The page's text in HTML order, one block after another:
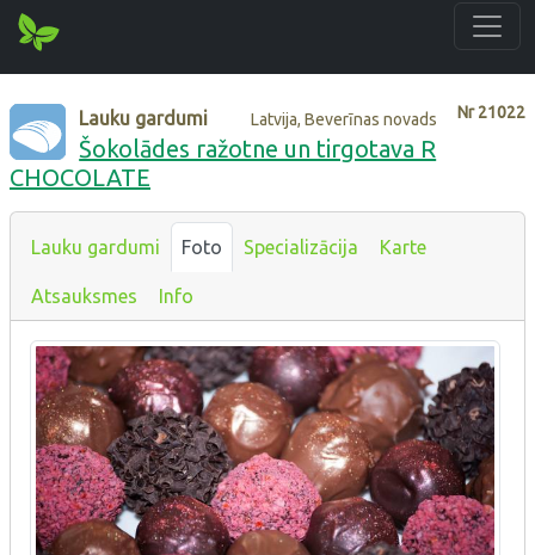
Nr21022
Lauku gardumi Latvija, Beverīnas novads
Šokolādes ražotne un tirgotava R
CHOCOLATE
Lauku gardumi Foto Specializācija Karte
Atsauksmes Info